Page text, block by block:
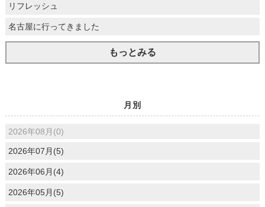
リフレッシュ
名古屋に行ってきました
もっとみる
月別
2026年08月(0)
2026年07月(5)
2026年06月(4)
2026年05月(5)